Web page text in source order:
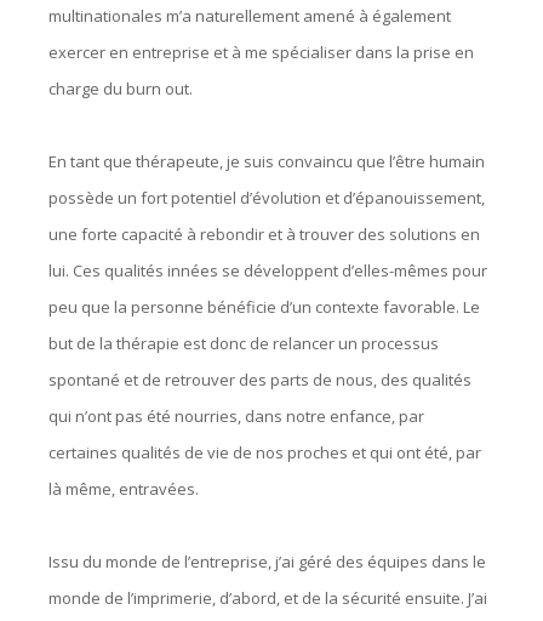
multinationales m’a naturellement amené à également
exercer en entreprise et à me spécialiser dans la prise en
charge du burn out.
En tant que thérapeute, je suis convaincu que l’être humain
possède un fort potentiel d’évolution et d’épanouissement,
une forte capacité à rebondir et à trouver des solutions en
lui. Ces qualités innées se développent d’elles-mêmes pour
peu que la personne bénéficie d’un contexte favorable. Le
but de la thérapie est donc de relancer un processus
spontané et de retrouver des parts de nous, des qualités
qui n’ont pas été nourries, dans notre enfance, par
certaines qualités de vie de nos proches et qui ont été, par
là même, entravées.
Issu du monde de l’entreprise, j’ai géré des équipes dans le
monde de l’imprimerie, d’abord, et de la sécurité ensuite. J’ai